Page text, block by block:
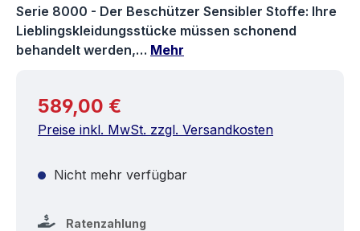
Serie 8000 - Der Beschützer Sensibler Stoffe: Ihre
Lieblingskleidungsstücke müssen schonend
behandelt werden,… Mehr
Regulärer Preis:
589,00 €
Preise inkl. MwSt. zzgl. Versandkosten
Nicht mehr verfügbar
Ratenzahlung